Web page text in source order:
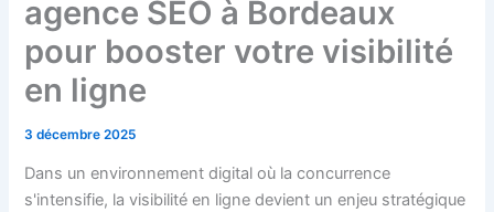
agence SEO à Bordeaux
pour booster votre visibilité
en ligne
3 décembre 2025
Dans un environnement digital où la concurrence
s'intensifie, la visibilité en ligne devient un enjeu stratégique